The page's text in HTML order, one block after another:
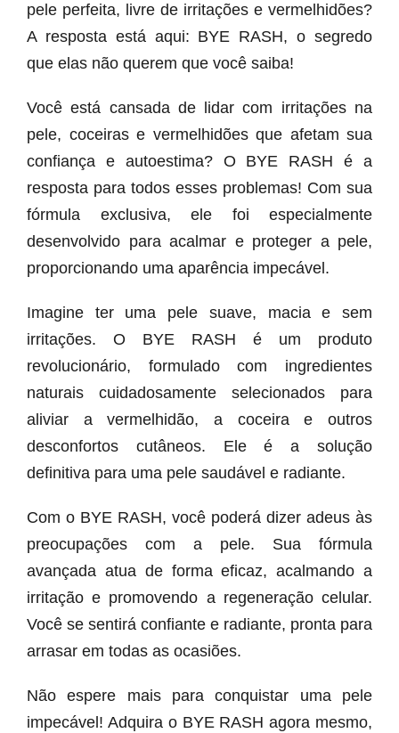
pele perfeita, livre de irritações e vermelhidões?
A resposta está aqui: BYE RASH, o segredo
que elas não querem que você saiba!
Você está cansada de lidar com irritações na
pele, coceiras e vermelhidões que afetam sua
confiança e autoestima? O BYE RASH é a
resposta para todos esses problemas! Com sua
fórmula exclusiva, ele foi especialmente
desenvolvido para acalmar e proteger a pele,
proporcionando uma aparência impecável.
Imagine ter uma pele suave, macia e sem
irritações. O BYE RASH é um produto
revolucionário, formulado com ingredientes
naturais cuidadosamente selecionados para
aliviar a vermelhidão, a coceira e outros
desconfortos cutâneos. Ele é a solução
definitiva para uma pele saudável e radiante.
Com o BYE RASH, você poderá dizer adeus às
preocupações com a pele. Sua fórmula
avançada atua de forma eficaz, acalmando a
irritação e promovendo a regeneração celular.
Você se sentirá confiante e radiante, pronta para
arrasar em todas as ocasiões.
Não espere mais para conquistar uma pele
impecável! Adquira o BYE RASH agora mesmo,